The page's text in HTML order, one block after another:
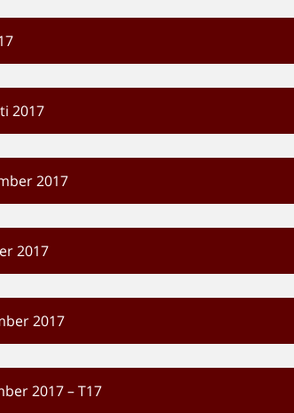
2017
2017
2017
2017
2017 – T17